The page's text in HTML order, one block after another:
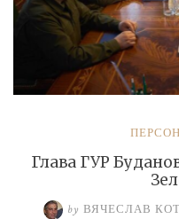
Глава ГУР
by ВЯЧЕСЛАВ